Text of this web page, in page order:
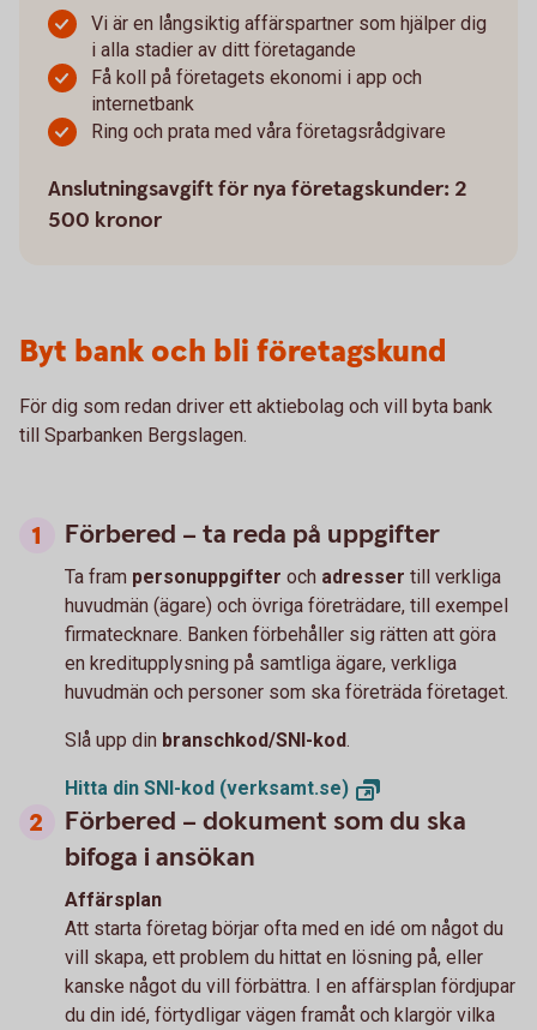
Vi är en långsiktig affärspartner som hjälper dig
i alla stadier av ditt företagande
Få koll på företagets ekonomi i app och
internetbank
Ring och prata med våra företagsrådgivare
Anslutningsavgift för nya företagskunder: 2
500 kronor
Byt bank och bli företagskund
För dig som redan driver ett aktiebolag och vill byta bank
till Sparbanken Bergslagen.
Förbered – ta reda på uppgifter
Ta fram personuppgifter och adresser till verkliga
huvudmän (ägare) och övriga företrädare, till exempel
firmatecknare. Banken förbehåller sig rätten att göra
en kreditupplysning på samtliga ägare, verkliga
huvudmän och personer som ska företräda företaget.
Slå upp din branschkod/SNI-kod.
Hitta din SNI-kod (verksamt.se)
Förbered – dokument som du ska
bifoga i ansökan
Affärsplan
Att starta företag börjar ofta med en idé om något du
vill skapa, ett problem du hittat en lösning på, eller
kanske något du vill förbättra. I en affärsplan fördjupar
du din idé, förtydligar vägen framåt och klargör vilka